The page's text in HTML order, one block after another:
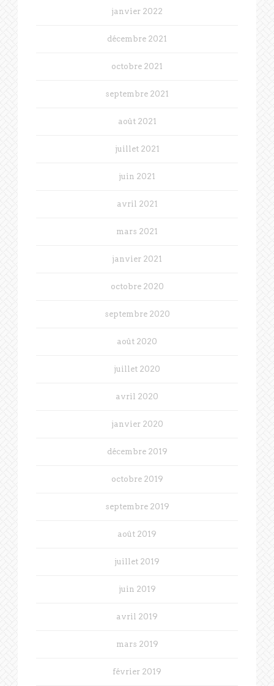
janvier 2022
décembre 2021
octobre 2021
septembre 2021
août 2021
juillet 2021
juin 2021
avril 2021
mars 2021
janvier 2021
octobre 2020
septembre 2020
août 2020
juillet 2020
avril 2020
janvier 2020
décembre 2019
octobre 2019
septembre 2019
août 2019
juillet 2019
juin 2019
avril 2019
mars 2019
février 2019